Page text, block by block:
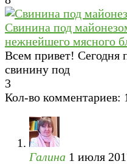
Свинина под
нежнейшего мясного
Всем привет! Сегодня
свинину под
3
Кол-во комментариев:
Галина 1 июля